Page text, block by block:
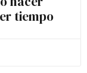
tiempo